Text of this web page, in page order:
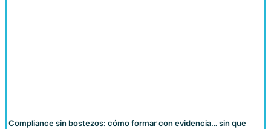
Compliance sin bostezos: cómo formar con evidencia… sin que